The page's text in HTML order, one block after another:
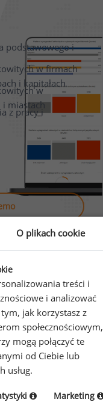
podstawowego i
w firmach
i kapitałach
w
i miastach
z pracy i
raportu?
O plikach cookie
treści i
i analizować
jak korzystasz z
społecznościowym,
mogą połączyć te
od Ciebie lub
usług.
Marketing